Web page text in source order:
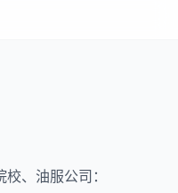
、油服公司：